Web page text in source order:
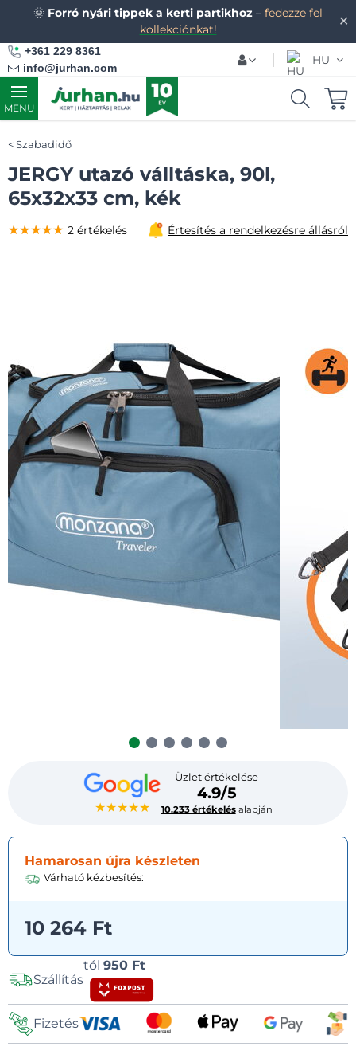
✕
🌞 Forró nyári tippek a kerti partikhoz – fedezze fel
kollekciónkat!
+361 229 8361
info@jurhan.com
HU
MENU
Szabadidő
JERGY utazó válltáska, 90l,
65x32x33 cm, kék
★★★★★
Üzlet értékelése
4.9/5
10.233 értékelésalapján
★★★★★
★★★★★
★★★★★ 2 értékelés Értesítés a rendelkezésre állásról
Hamarosan újra készleten
Várható kézbesítés:
10 264 Ft
Szállítás
tól 950 Ft
Fizetés